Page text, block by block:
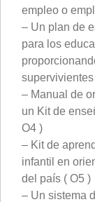
empleo o
– Un plan de
para los
– Manual de
un Kit de
O4 )
– Kit de
infantil en
del país ( O5 )
– Un sistema